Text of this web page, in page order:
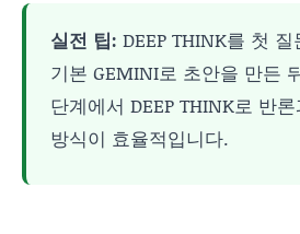
실전 팁: DEEP THINK를 첫
기본 GEMINI로 초안을 만든
단계에서 DEEP THINK로 반
방식이 효율적입니다.